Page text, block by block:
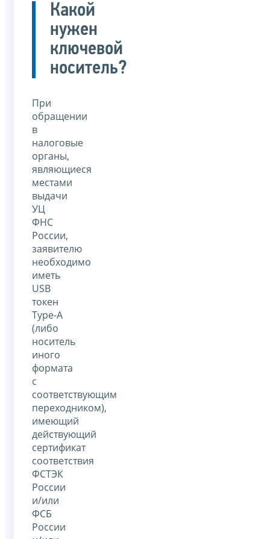
Какой
нужен
ключевой
носитель?
При
обращении
в
налоговые
органы,
являющиеся
местами
выдачи
УЦ
ФНС
России,
заявителю
необходимо
иметь
USB
токен
Type-A
(либо
носитель
иного
формата
с
соответствующим
переходником),
имеющий
действующий
сертификат
соответствия
ФСТЭК
России
и/или
ФСБ
России